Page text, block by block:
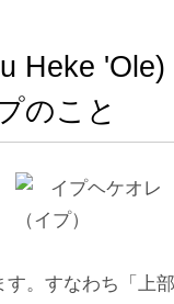
Heke 'Ole)
のこと
す。すなわち「上部